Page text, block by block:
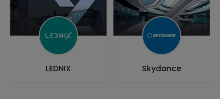
LEDNIX Skydance